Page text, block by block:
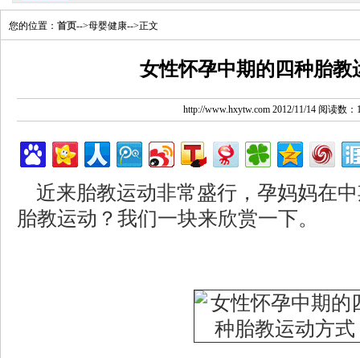
您的位置： 首页-->母婴健康-->正文
女性怀孕中期的四种胎教
http://www.hxytw.com 2012/11/14 阅读数：
近来胎教运动非常盛行，孕妈妈在
胎教运动？我们一块来欣赏一下。